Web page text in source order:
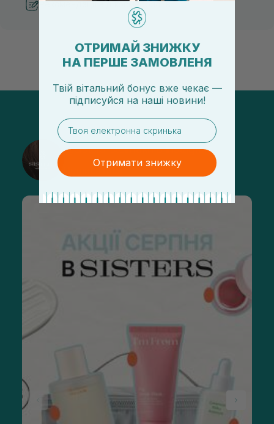
Рекомендації від косметологів
@sisters_stelmakh в Instagram
Підписатися
ОТРИМАЙ ЗНИЖКУ
НА ПЕРШЕ ЗАМОВЛЕНЯ
Твій вітальний бонус вже чекає —
підписуйся на наші новини!
email
Отримати знижку